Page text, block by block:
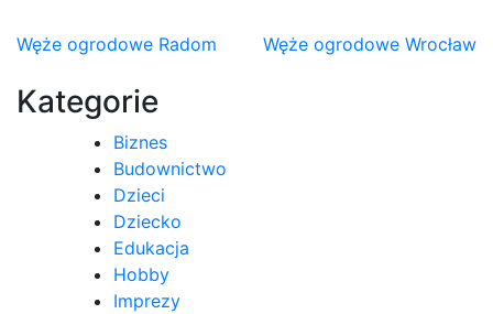
Nawigacja
wpisu
Węże ogrodowe Radom Węże ogrodowe Wrocław
Kategorie
Biznes
Budownictwo
Dzieci
Dziecko
Edukacja
Hobby
Imprezy